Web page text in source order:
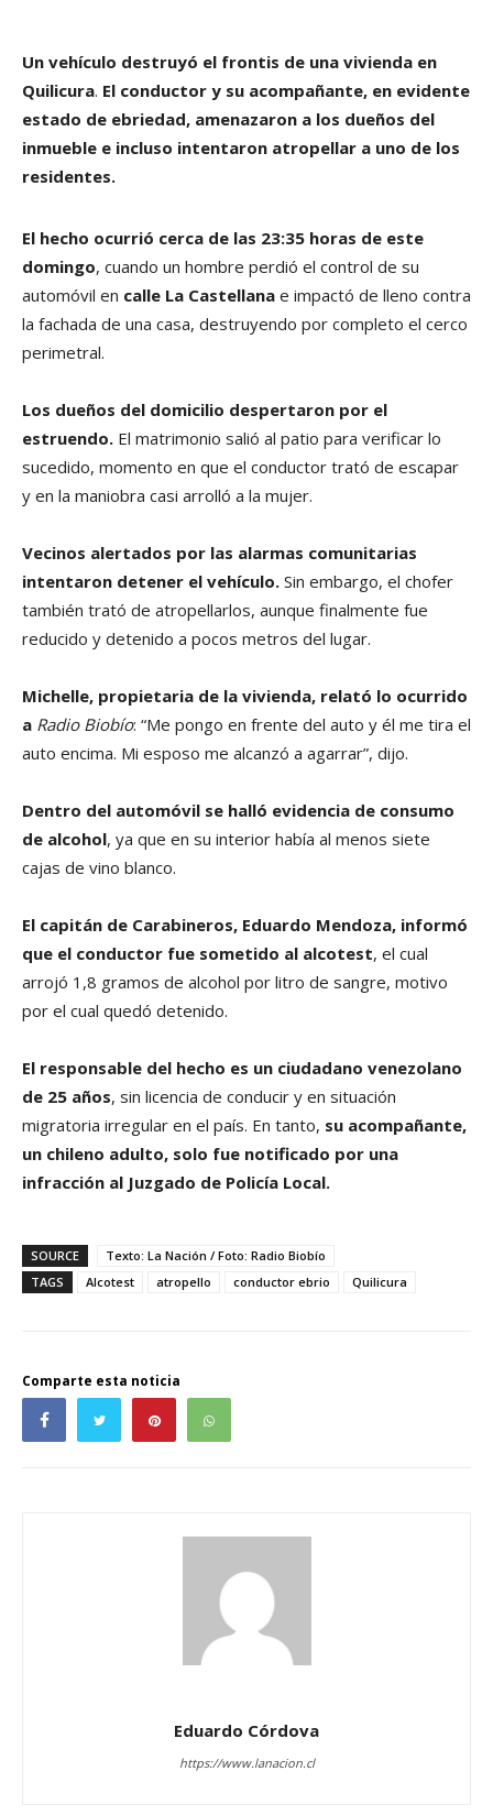
Un vehículo destruyó el frontis de una vivienda en
Quilicura. El conductor y su acompañante, en evidente
estado de ebriedad, amenazaron a los dueños del
inmueble e incluso intentaron atropellar a uno de los
residentes.
El hecho ocurrió cerca de las 23:35 horas de este
domingo, cuando un hombre perdió el control de su
automóvil en calle La Castellana e impactó de lleno contra
la fachada de una casa, destruyendo por completo el cerco
perimetral.
Los dueños del domicilio despertaron por el
estruendo. El matrimonio salió al patio para verificar lo
sucedido, momento en que el conductor trató de escapar
y en la maniobra casi arrolló a la mujer.
Vecinos alertados por las alarmas comunitarias
intentaron detener el vehículo. Sin embargo, el chofer
también trató de atropellarlos, aunque finalmente fue
reducido y detenido a pocos metros del lugar.
Michelle, propietaria de la vivienda, relató lo ocurrido
a Radio Biobío: “Me pongo en frente del auto y él me tira el
auto encima. Mi esposo me alcanzó a agarrar”, dijo.
Dentro del automóvil se halló evidencia de consumo
de alcohol, ya que en su interior había al menos siete
cajas de vino blanco.
El capitán de Carabineros, Eduardo Mendoza, informó
que el conductor fue sometido al alcotest, el cual
arrojó 1,8 gramos de alcohol por litro de sangre, motivo
por el cual quedó detenido.
El responsable del hecho es un ciudadano venezolano
de 25 años, sin licencia de conducir y en situación
migratoria irregular en el país. En tanto, su acompañante,
un chileno adulto, solo fue notificado por una
infracción al Juzgado de Policía Local.
SOURCE
Texto: La Nación / Foto: Radio Biobío
TAGS
Alcotest atropello conductor ebrio Quilicura
Comparte esta noticia
Eduardo Córdova
https://www.lanacion.cl